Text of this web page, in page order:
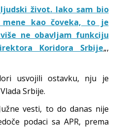
život. Iako sam bio
mene kao čoveka, to je
ne obavljam funkciju
Koridora Srbije„,
usvojili ostavku, nju je
Srbije.
vesti, to do danas nije
podaci sa APR, prema